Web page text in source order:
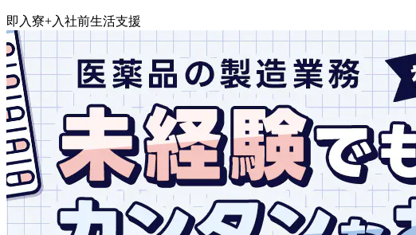
即入寮+入社前生活支援